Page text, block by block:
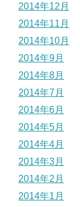
2014年12月
2014年11月
2014年10月
2014年9月
2014年8月
2014年7月
2014年6月
2014年5月
2014年4月
2014年3月
2014年2月
2014年1月